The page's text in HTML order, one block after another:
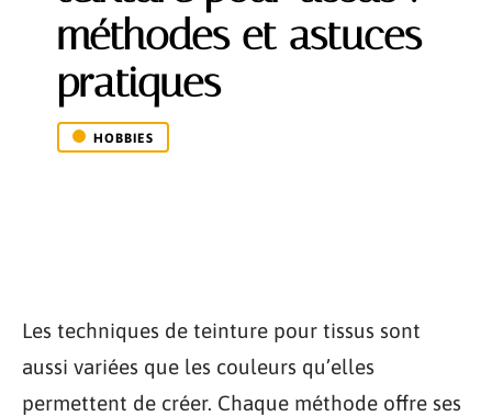
méthodes et astuces
pratiques
HOBBIES
Les techniques de teinture pour tissus sont
aussi variées que les couleurs qu’elles
permettent de créer. Chaque méthode offre ses